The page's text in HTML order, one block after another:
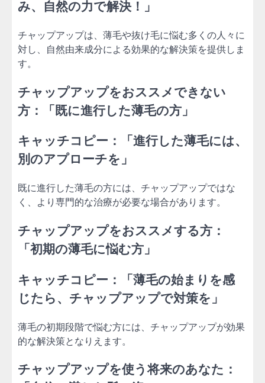
み、自然の力で解決！」
チャップアップは、薄毛や抜け毛に悩む多くの人々に
対し、自然由来成分による効果的な解決策を提供しま
す。
チャップアップをおススメできない
方：「既に進行した薄毛の方」
キャッチコピー：「進行した薄毛には、
別のアプローチを」
既に進行した薄毛の方には、チャップアップではな
く、より専門的な治療が必要な場合があります。
チャップアップをおススメする方：
「初期の薄毛に悩む方」
キャッチコピー：「薄毛の始まりを感
じたら、チャップアップで対策を」
薄毛の初期段階で悩む方には、チャップアップが効果
的な解決策となりえます。
チャップアップを使う将来のあなた：